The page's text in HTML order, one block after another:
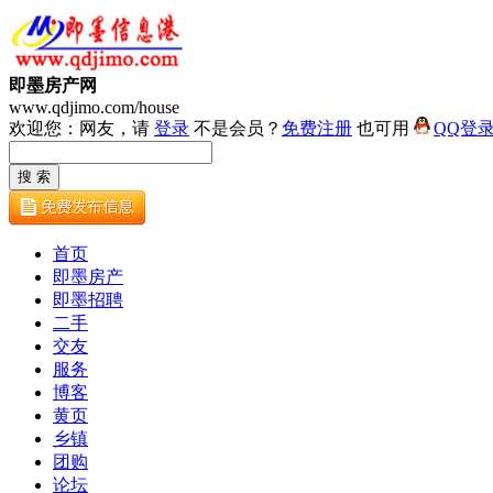
即墨房产网
www.qdjimo.com/house
欢迎您：网友，请 登录 不是会员？ 免费注册 也可用 QQ登
首页
即墨房产
即墨招聘
二手
交友
服务
博客
黄页
乡镇
团购
论坛